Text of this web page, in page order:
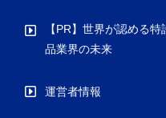
【PR】世界が認める
品業界の未来
運営者情報